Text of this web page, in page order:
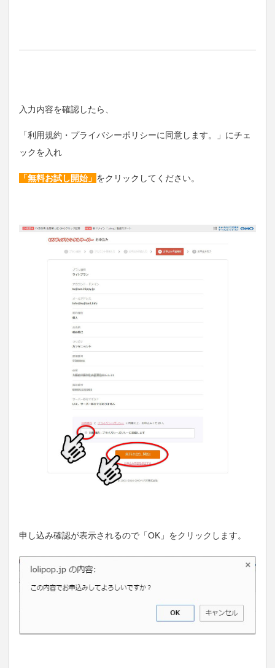
入力内容を確認したら、
「利用規約・プライバシーポリシーに同意します。」にチェ
ックを入れ
「無料お試し開始」 をクリックしてください。
申し込み確認が表示されるので「OK」をクリックします。